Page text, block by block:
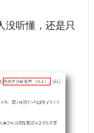
没听懂，还是只